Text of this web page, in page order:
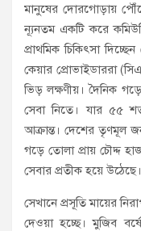
মানুষের দোরগোড়ায়
ন্যূনতম একটি করে
প্রাথমিক চিকিৎসা
কেয়ার প্রোভাইডাররা
ভিড় লক্ষণীয়। দৈনিক
সেবা নিতে। যার ৫৫
আক্রান্ত। দেশের তৃণমূল
গড়ে তোলা প্রায় চৌদ্দ
সেবার প্রতীক হয়ে উঠেছে।
সেখানে প্রসূতি মায়ের
দেওয়া হচ্ছে। মুজিব